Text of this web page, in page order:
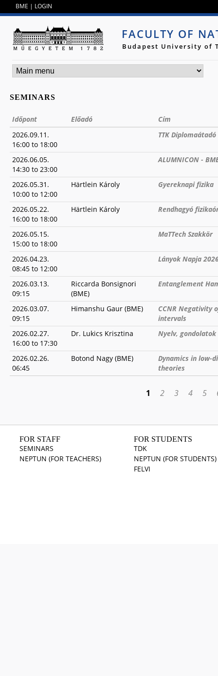
BME | LOGIN
FACULTY OF
Budapest University of
SEMINARS
Időpont Előadó
Cím
2026.09.11.
16:00 to 18:00
TTK
2026.06.05.
14:30 to 23:00
ALUMNICON -
2026.05.31.
10:00 to 12:00
Härtlein Károly Gyereknapi fizika
2026.05.22.
16:00 to 18:00
Härtlein Károly Rendhagyó
2026.05.15.
15:00 to 18:00
MaTTech Szakkör
2026.04.23.
08:45 to 12:00
Lányok Napja
2026.03.13.
09:15
Riccarda Bonsignori
(BME)
Entanglement
2026.03.07.
09:15
Himanshu Gaur (BME)
CCNR Negativity
intervals
2026.02.27.
16:00 to 17:30
Dr. Lukics Krisztina Nyelv,
2026.02.26.
06:45
Botond Nagy (BME)
Dynamics in low-
theories
1 2 3 4 5
FOR STAFF
SEMINARS
NEPTUN (FOR TEACHERS)
FOR STUDENTS
TDK
NEPTUN (FOR STUDENTS)
FELVI